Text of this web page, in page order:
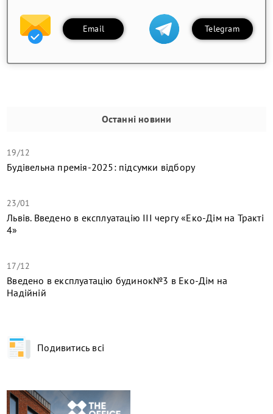
Email Telegram
Останні новини
19/12
Будівельна премія-2025: підсумки відбору
23/01
Львів. Введено в експлуатацію ІІІ чергу «Еко-Дім на Тракті
4»
17/12
​Введено в експлуатацію будинок№3 в Еко-Дім на
Надійній
Подивитись всі